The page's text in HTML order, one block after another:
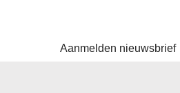
Aanmelden nieuwsbrief|